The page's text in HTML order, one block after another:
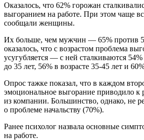
Оказалось, что 62% горожан
выгоранием на работе. При этом чаще
сообщали женщины.
Их больше, чем мужчин — 65% против
оказалось, что с возрастом проблема
усугубляется — с ней сталкиваются
до 35 лет, 56% в возрасте 35-45 лет и
Опрос тажке показал, что в каждом
эмоциональное выгорание приводило к
из компании. Большинство, однако, нe
о проблеме начальству (70%).
Ранее психолог назвала основные
на работе.